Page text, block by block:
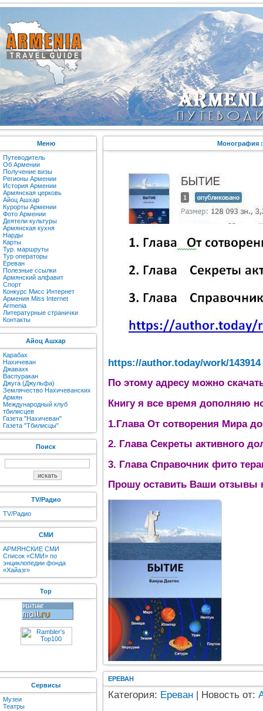
Меню
Путеводитель
Об Армении
Получение визы
Регионы Армении
История Армении
Армянская церковь
Айоц Ашхар
Курорты Армении
Фото Армении
Деятели культуры
Армянская кухня
Нарды
Карты
Тур. маршруты
Тур операторы
Ереван
Полезные ссылки
Армянский алфавит
Спорт
Конкурс Мисс Интернет
Армения Miss Internet
Armenia
Литературные странички
Контакты
Айоц Ашхар
Карабах
Нахичеван
Джавахк
Васпуракан
Джуга (Джульфа)
Землячество Нахичеванских
Армян
Международный клуб
тбилисцев
Газета "Нахичеван"
Газета "Тбилисцы"
Поиск
TV/Радио
TV/Радио
СМИ
АРМЯНСКИЕ СМИ
Список «СМИ» по
энциклопедии фонда
«Хайазг»
Top
Сервисы
Музеи
Театры
Монография
https://author.today/work/143914
По этому адресу можно
Книгу я все время дополняю
1.Глава От сотворения Мира
2. Глава Секреты активного
3. Глава Справочник фито
Прошу оставить Ваши отзывы
ЕРЕВАН
Категория: Ереван | Новость от: